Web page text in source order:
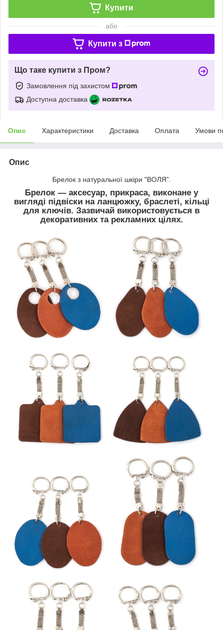
Купити
або
Купити з
Що таке купити з Пром?
Замовлення під захистом
Доступна доставка
Опис Характеристики Доставка Оплата Умови
Опис
Брелок з натуральної шкіри "ВОЛЯ".
Брелок — аксесуар, прикраса, виконане у
вигляді підвіски на ланцюжку, браслеті, кільці
для ключів. Зазвичай використовується в
декоративних та рекламних цілях.